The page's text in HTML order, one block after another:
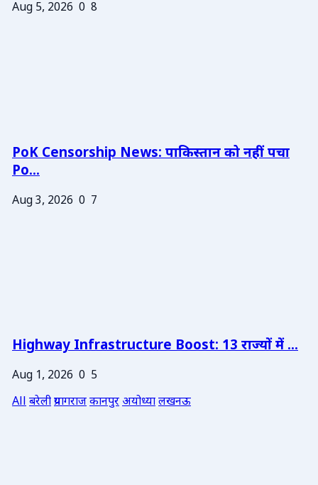
Aug 5, 2026 0 8
PoK Censorship News: पाकिस्तान को नहीं पचा
Po...
Aug 3, 2026 0 7
Highway Infrastructure Boost: 13 राज्यों में ...
Aug 1, 2026 0 5
Allबरेलीप्रयागराजकानपुरअयोध्यालखनऊ